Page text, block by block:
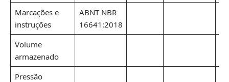
Marcações e
instruções
ABNT NBR
16641:2018
Volume
armazenado
Pressão